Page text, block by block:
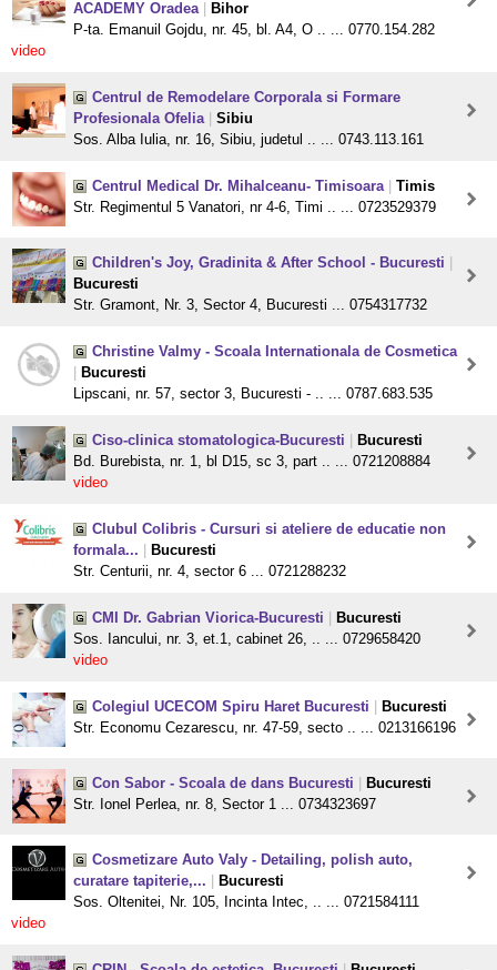
ACADEMY Oradea
Bihor
P-ta. Emanuil Gojdu, nr. 45, bl. A4, O .. ... 0770.154.282
video
Centrul de Remodelare Corporala si Formare
Profesionala Ofelia
Sibiu
Sos. Alba Iulia, nr. 16, Sibiu, judetul .. ... 0743.113.161
Centrul Medical Dr. Mihalceanu- Timisoara
Timis
Str. Regimentul 5 Vanatori, nr 4-6, Timi .. ... 0723529379
Children's Joy, Gradinita & After School - Bucuresti
Bucuresti
Str. Gramont, Nr. 3, Sector 4, Bucuresti ... 0754317732
Christine Valmy - Scoala Internationala de Cosmetica
Bucuresti
Lipscani, nr. 57, sector 3, Bucuresti - .. ... 0787.683.535
Ciso-clinica stomatologica-Bucuresti
Bucuresti
Bd. Burebista, nr. 1, bl D15, sc 3, part .. ... 0721208884
video
Clubul Colibris - Cursuri si ateliere de educatie non
formala...
Bucuresti
Str. Centurii, nr. 4, sector 6 ... 0721288232
CMI Dr. Gabrian Viorica-Bucuresti
Bucuresti
Sos. Iancului, nr. 3, et.1, cabinet 26, .. ... 0729658420
video
Colegiul UCECOM Spiru Haret Bucuresti
Bucuresti
Str. Economu Cezarescu, nr. 47-59, secto .. ... 0213166196
Con Sabor - Scoala de dans Bucuresti
Bucuresti
Str. Ionel Perlea, nr. 8, Sector 1 ... 0734323697
Cosmetizare Auto Valy - Detailing, polish auto,
curatare tapiterie,...
Bucuresti
Sos. Oltenitei, Nr. 105, Incinta Intec, .. ... 0721584111
video